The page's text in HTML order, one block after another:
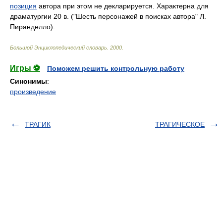
позиция автора при этом не декларируется. Характерна для
драматургии 20 в. ("Шесть персонажей в поисках автора" Л.
Пиранделло).
Большой Энциклопедический словарь 2000
Игры ⚽
Поможем решить контрольную работу
Синонимы:
произведение
ТРАГИК ТРАГИЧЕСКОЕ